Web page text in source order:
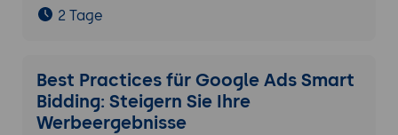
2 Tage
Best Practices für Google Ads Smart
Bidding: Steigern Sie Ihre
Werbeergebnisse